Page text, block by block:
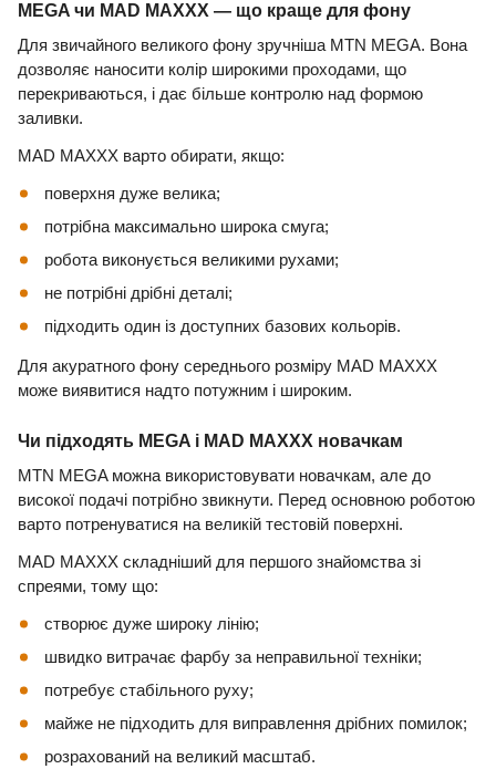
MEGA чи MAD MAXXX — що краще для фону
Для звичайного великого фону зручніша MTN MEGA. Вона
дозволяє наносити колір широкими проходами, що
перекриваються, і дає більше контролю над формою
заливки.
MAD MAXXX варто обирати, якщо:
поверхня дуже велика;
потрібна максимально широка смуга;
робота виконується великими рухами;
не потрібні дрібні деталі;
підходить один із доступних базових кольорів.
Для акуратного фону середнього розміру MAD MAXXX
може виявитися надто потужним і широким.
Чи підходять MEGA і MAD MAXXX новачкам
MTN MEGA можна використовувати новачкам, але до
високої подачі потрібно звикнути. Перед основною роботою
варто потренуватися на великій тестовій поверхні.
MAD MAXXX складніший для першого знайомства зі
спреями, тому що:
створює дуже широку лінію;
швидко витрачає фарбу за неправильної техніки;
потребує стабільного руху;
майже не підходить для виправлення дрібних помилок;
розрахований на великий масштаб.